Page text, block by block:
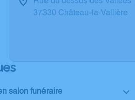
37330 Château-la-Vallière
salon funéraire